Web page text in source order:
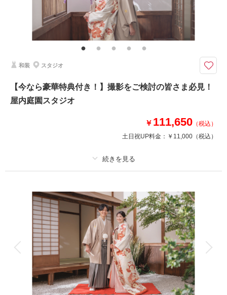
その他含むもの
ヘアメイクアテンド / ライブレタッチ
スタジオ撮影をもっと自由に。ウェディングフォトをもっとオシャレに。
シンプルな背景だからこそ、個性あふれるお写真を残せます。
コンフェッティやお二人ならではの小物を持ち込んで、二人だけの結婚写真
を。
こだわりのアルバムやグレードアップ衣装、アクセサリーもご用意しており
ます。
撮影場所： スタジオアクア千葉船橋店
相談予約する
来店・オンライン
撮影日の空き
を確認する
和装 スタジオ
【今なら豪華特典付き！】撮影をご検討の皆さま必見！
屋内庭園スタジオ
￥ 111,650 （税込）
土日祝UP料金： ￥11,000 （税込）
撮影料 新婦衣装1着 新郎衣装1着
着付け ヘアメイク 小物一式
アルバム データ 150 カット 台紙付写真
衣装追加 会食 挙式
家族と撮影 家族用衣装レンタル ペットと撮影
その他含むもの
ヘアメイクアテンド / ライブレタッチ